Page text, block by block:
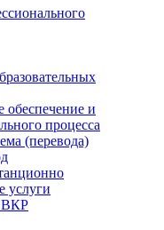
обеспечение и
процесса
(перевода)
услуги
ВКР